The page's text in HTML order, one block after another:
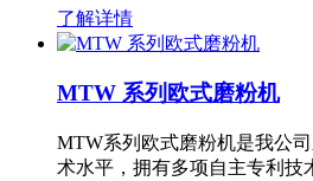
了解详情
MTW 系列欧式磨粉机
MTW系列欧式磨粉机是我公
术水平，拥有多项自主专利